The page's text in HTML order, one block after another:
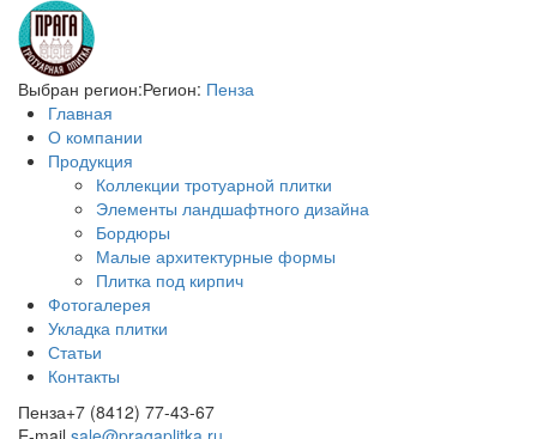
Выбран регион:Регион: Пенза
Главная
О компании
Продукция
Коллекции тротуарной плитки
Элементы ландшафтного дизайна
Бордюры
Малые архитектурные формы
Плитка под кирпич
Фотогалерея
Укладка плитки
Статьи
Контакты
Пенза+7 (8412) 77-43-67